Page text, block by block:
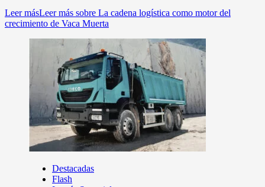
Leer másLeer más sobre La cadena logística como motor del
crecimiento de Vaca Muerta
Destacadas
Flash